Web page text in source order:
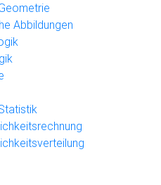
Abbildungen